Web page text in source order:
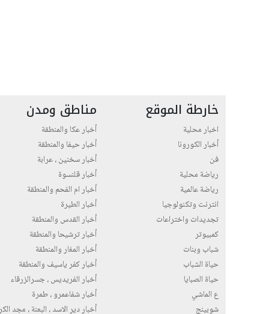
خارطة الموقع
اخبار محلية
أخبار الكورونا
فن
رياضة محلية
رياضة عالمية
انترنت وتكنولوجيا
تجديدات واختراعات
كمبيوتر
شباب وبنات
حياة الشباب
حياة الصبايا
ع الماشي
شوبينج
مناطق ومدن
أخبار عكا والمنطقة
أخبار حيفا والمنطقة
أخبار سخنين ، عرابة
أخبار قلنسوة
أخبار ام الفحم والمنطقة
أخبار الطيرة
أخبار القدس والمنطقة
أخبار ترشيحا والمنطقة
أخبار المغار والمنطقة
أخبار كفر ياسيف والمنطقة
أخبار الفريديس ، جسرالزرقاء
أخبار شفاعمرو ، طمرة
أخبار دير الاسد ، البعنة ، مجد